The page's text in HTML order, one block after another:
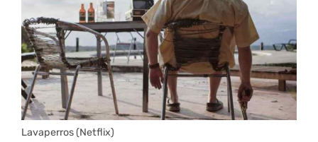
Lavaperros (Netflix)